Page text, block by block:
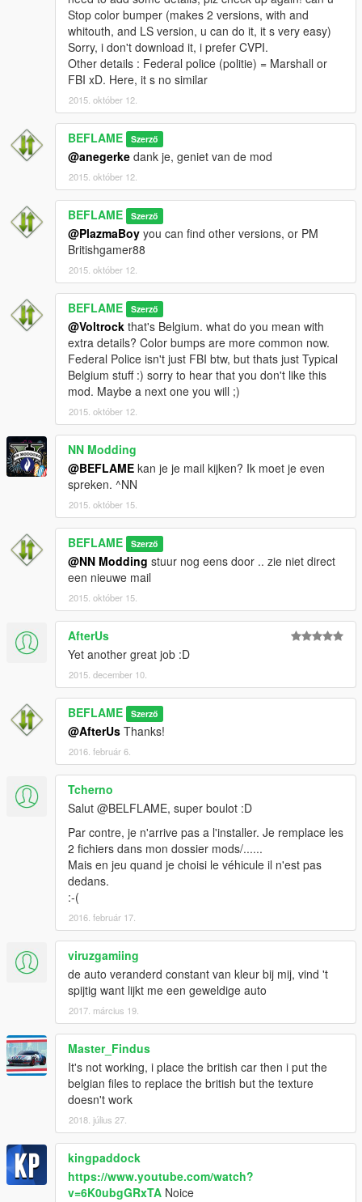
Stop color bumper (makes 2 versions, with and
whitouth, and LS version, u can do it, it s very easy)
Sorry, i don't download it, i prefer CVPI.
Other details : Federal police (politie) = Marshall or
FBI xD. Here, it s no similar
2015. október 12.
BEFLAME Szerző
@anegerke dank je, geniet van de mod
2015. október 12.
BEFLAME Szerző
@PlazmaBoy you can find other versions, or PM
Britishgamer88
2015. október 12.
BEFLAME Szerző
@Voltrock that's Belgium. what do you mean with
extra details? Color bumps are more common now.
Federal Police isn't just FBI btw, but thats just Typical
Belgium stuff :) sorry to hear that you don't like this
mod. Maybe a next one you will ;)
2015. október 12.
NN Modding
@BEFLAME kan je je mail kijken? Ik moet je even
spreken. ^NN
2015. október 15.
BEFLAME Szerző
@NN Modding stuur nog eens door .. zie niet direct
een nieuwe mail
2015. október 15.
AfterUs
Yet another great job :D
2015. december 10.
BEFLAME Szerző
@AfterUs Thanks!
2016. február 6.
Tcherno
Salut @BELFLAME, super boulot :D
Par contre, je n'arrive pas a l'installer. Je remplace les
2 fichiers dans mon dossier mods/......
Mais en jeu quand je choisi le véhicule il n'est pas
dedans.
:-(
2016. február 17.
viruzgamiing
de auto veranderd constant van kleur bij mij, vind 't
spijtig want lijkt me een geweldige auto
2017. március 19.
Master_Findus
It's not working, i place the british car then i put the
belgian files to replace the british but the texture
doesn't work
2018. július 27.
kingpaddock
https://www.youtube.com/watch?
v=6K0ubgGRxTA Noice